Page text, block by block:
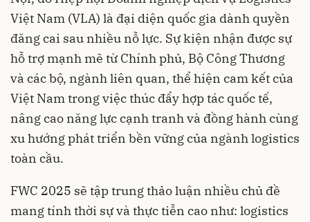
Việt Nam (VLA) là đại diện quốc gia dành quyền
đăng cai sau nhiều nỗ lực. Sự kiện nhận được sự
hỗ trợ mạnh mẽ từ Chính phủ, Bộ Công Thương
và các bộ, ngành liên quan, thể hiện cam kết của
Việt Nam trong việc thúc đẩy hợp tác quốc tế,
nâng cao năng lực cạnh tranh và đồng hành cùng
xu hướng phát triển bền vững của ngành logistics
toàn cầu.
FWC 2025 sẽ tập trung thảo luận nhiều chủ đề
mang tính thời sự và thực tiễn cao như: logistics